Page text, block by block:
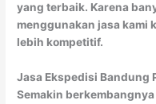
yang terbaik. Karena
menggunakan jasa kami
lebih kompetitif.
Jasa Ekspedisi Bandung
Semakin